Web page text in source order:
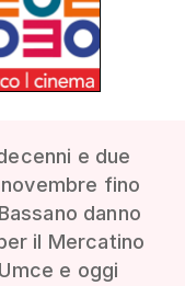
e due
fino
danno
il Mercatino
e oggi